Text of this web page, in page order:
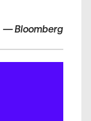
—Bloomberg